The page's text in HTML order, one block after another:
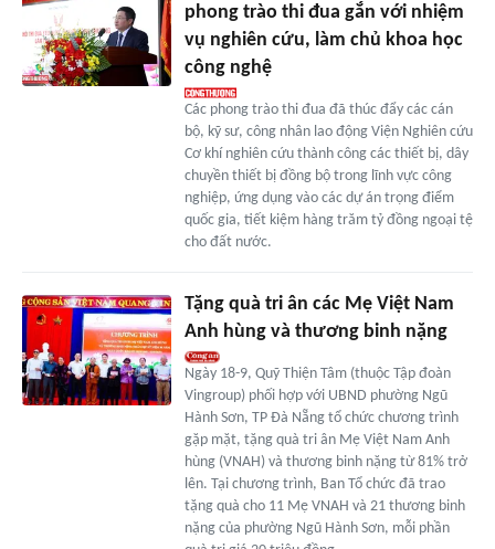
phong trào thi đua gắn với nhiệm
vụ nghiên cứu, làm chủ khoa học
công nghệ
Các phong trào thi đua đã thúc đẩy các cán
bộ, kỹ sư, công nhân lao động Viện Nghiên cứu
Cơ khí nghiên cứu thành công các thiết bị, dây
chuyền thiết bị đồng bộ trong lĩnh vực công
nghiệp, ứng dụng vào các dự án trọng điểm
quốc gia, tiết kiệm hàng trăm tỷ đồng ngoại tệ
cho đất nước.
Tặng quà tri ân các Mẹ Việt Nam
Anh hùng và thương binh nặng
Ngày 18-9, Quỹ Thiện Tâm (thuộc Tập đoàn
Vingroup) phối hợp với UBND phường Ngũ
Hành Sơn, TP Đà Nẵng tổ chức chương trình
gặp mặt, tặng quà tri ân Mẹ Việt Nam Anh
hùng (VNAH) và thương binh nặng từ 81% trở
lên. Tại chương trình, Ban Tổ chức đã trao
tặng quà cho 11 Mẹ VNAH và 21 thương binh
nặng của phường Ngũ Hành Sơn, mỗi phần